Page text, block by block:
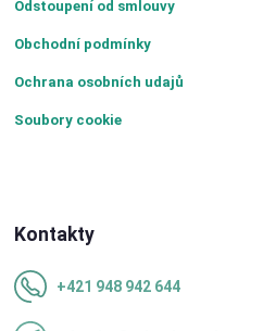
Odstoupení od smlouvy
Obchodní podmínky
Ochrana osobních udajů
Soubory cookie
Kontakty
+421 948 942 644